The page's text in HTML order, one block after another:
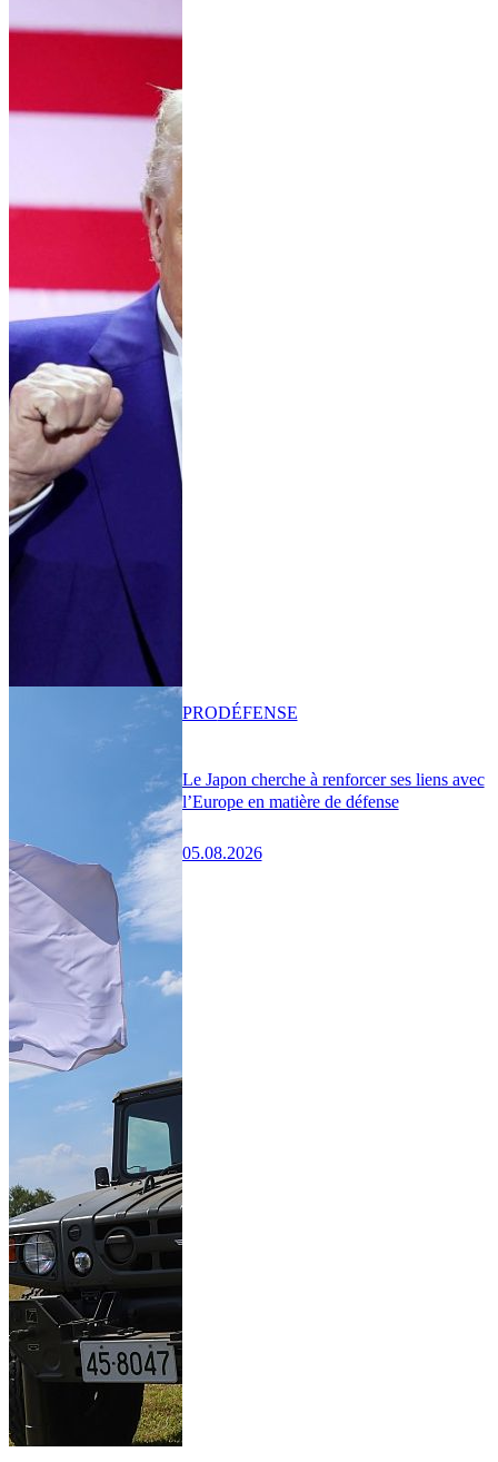
Le Japon cherche à renforcer ses liens avec
l’Europe en matière de défense
05.08.2026
PRODÉFENSE